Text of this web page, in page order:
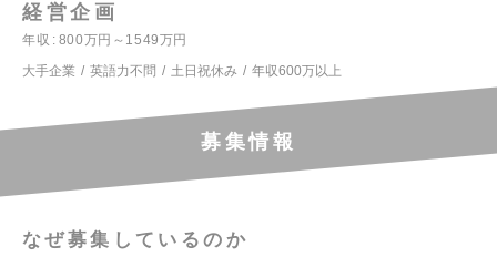
経営企画
年収
800万円～1549万円
大手企業
英語力不問 土日祝休み 年収600万以上
募集情報
なぜ募集しているのか